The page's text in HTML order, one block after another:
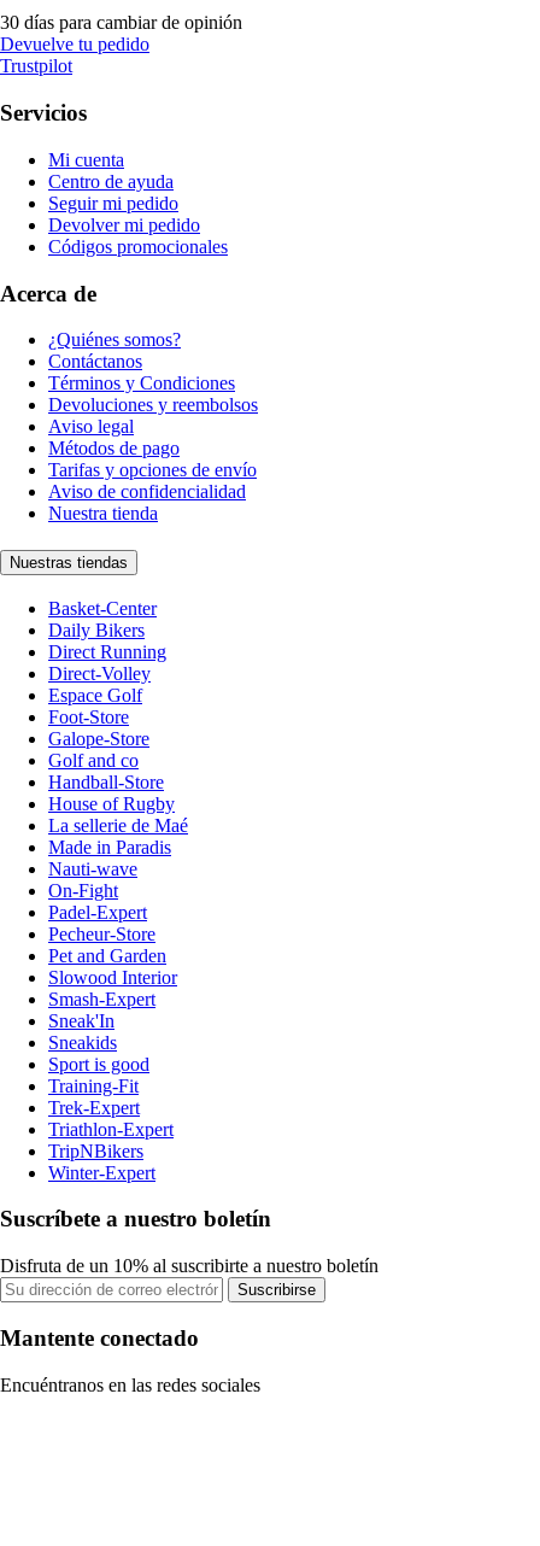
30 días para cambiar de opinión
Devuelve tu pedido
Trustpilot
Servicios
Mi cuenta
Centro de ayuda
Seguir mi pedido
Devolver mi pedido
Códigos promocionales
Acerca de
¿Quiénes somos?
Contáctanos
Términos y Condiciones
Devoluciones y reembolsos
Aviso legal
Métodos de pago
Tarifas y opciones de envío
Aviso de confidencialidad
Nuestra tienda
Nuestras tiendas
Basket-Center
Daily Bikers
Direct Running
Direct-Volley
Espace Golf
Foot-Store
Galope-Store
Golf and co
Handball-Store
House of Rugby
La sellerie de Maé
Made in Paradis
Nauti-wave
On-Fight
Padel-Expert
Pecheur-Store
Pet and Garden
Slowood Interior
Smash-Expert
Sneak'In
Sneakids
Sport is good
Training-Fit
Trek-Expert
Triathlon-Expert
TripNBikers
Winter-Expert
Suscríbete a nuestro boletín
Disfruta de un 10% al suscribirte a nuestro boletín
Suscribirse
Mantente conectado
Encuéntranos en las redes sociales